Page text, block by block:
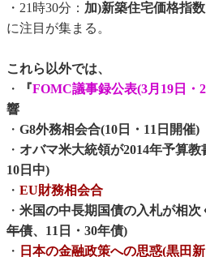
・21時30分： 加)新築住宅価格指数
に注目が集まる。
これら以外では、
・
『FOMC議事録公表(3月19日・
響
・ G8外務相会合(10日・11日開催)
・ オバマ米大統領が2014年予算
10日中)
・ EU財務相会合
・ 米国の中長期国債の入札が相次
年債、11日・30年債)
・ 日本の金融政策への思惑(黒田